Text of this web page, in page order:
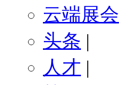
云端展会
头条 |
人才 |